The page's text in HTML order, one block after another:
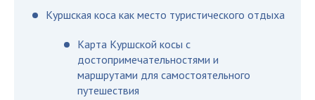
Куршская коса как место туристического отдыха
Карта Куршской косы с
достопримечательностями и
маршрутами для самостоятельного
путешествия